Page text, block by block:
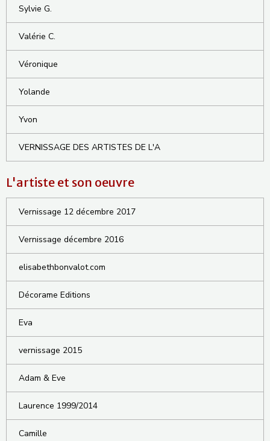
Sylvie G.
Valérie C.
Véronique
Yolande
Yvon
VERNISSAGE DES ARTISTES DE L'A
L'artiste et son oeuvre
Vernissage 12 décembre 2017
Vernissage décembre 2016
elisabethbonvalot.com
Décorame Editions
Eva
vernissage 2015
Adam & Eve
Laurence 1999/2014
Camille